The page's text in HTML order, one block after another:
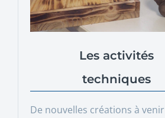
Les activités
techniques
De nouvelles créations à venir